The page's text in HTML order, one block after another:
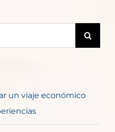
un viaje económico